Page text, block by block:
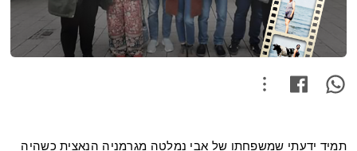
תמיד ידעתי שמשפחתו של אבי נמלטה מגרמניה הנאצית כשהיה